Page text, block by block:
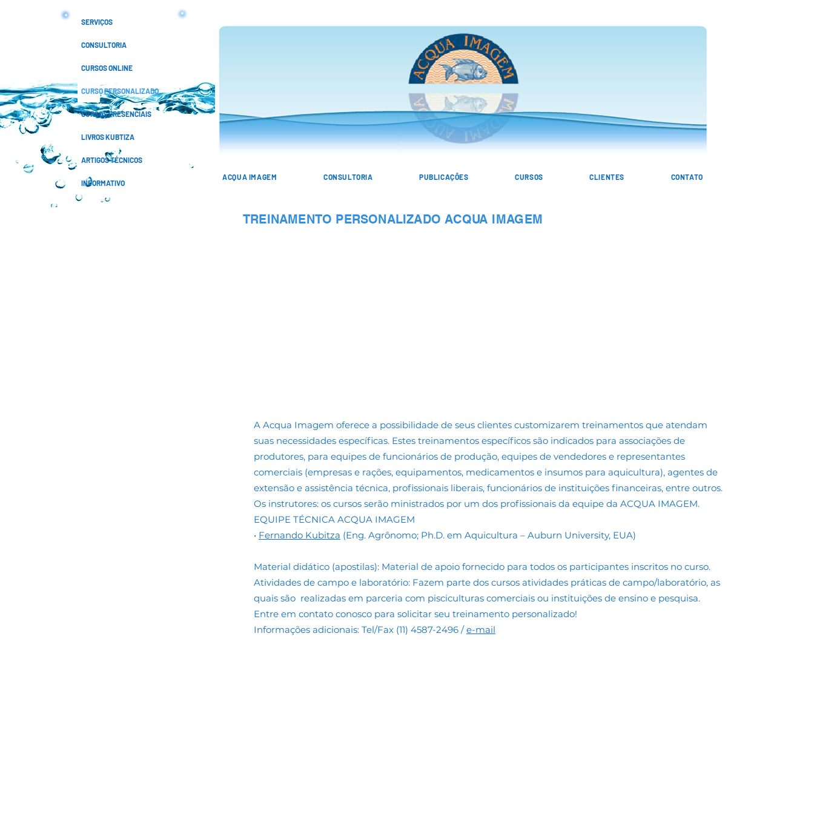
ACQUA IMAGEM CONSULTORIA PUBLICAÇÕES CURSOS CLIENTES CONTATO
SERVIÇOS
CONSULTORIA
CURSOS ONLINE
CURSO PERSONALIZADO
CURSOS PRESENCIAIS
LIVROS KUBTIZA
ARTIGOS TÉCNICOS
INFORMATIVO
TREINAMENTO PERSONALIZADO ACQUA IMAGEM
A Acqua Imagem oferece a possibilidade de seus clientes customizarem treinamentos que atendam
suas necessidades específicas. Estes treinamentos específicos são indicados para associações de
produtores, para equipes de funcionários de produção, equipes de vendedores e representantes
comerciais (empresas e rações, equipamentos, medicamentos e insumos para aquicultura), agentes de
extensão e assistência técnica, profissionais liberais, funcionários de instituições financeiras, entre outros.
Os instrutores: os cursos serão ministrados por um dos profissionais da equipe da ACQUA IMAGEM.
EQUIPE TÉCNICA ACQUA IMAGEM
• Fernando Kubitza (Eng. Agrônomo; Ph.D. em Aquicultura – Auburn University, EUA)
Material didático (apostilas): Material de apoio fornecido para todos os participantes inscritos no curso.
Atividades de campo e laboratório: Fazem parte dos cursos atividades práticas de campo/laboratório, as
quais são realizadas em parceria com pisciculturas comerciais ou instituições de ensino e pesquisa.
Entre em contato conosco para solicitar seu treinamento personalizado!
Informações adicionais: Tel/Fax (11) 4587-2496 /e-mail